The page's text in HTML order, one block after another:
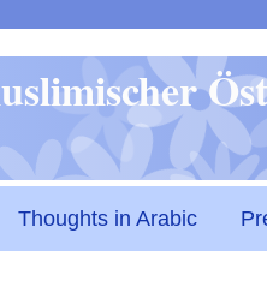
zum
Inhalt
Thoughts in Arabic